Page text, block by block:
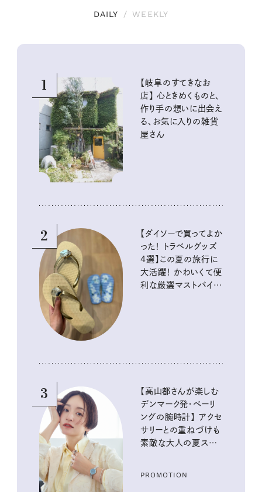
DAILY / WEEKLY
1
【岐阜のすてきなお
店】 心ときめくものと、
作り手の想いに出会え
る、お気に入りの雑貨
屋さん
2
【ダイソーで買ってよか
った！ トラベルグッズ
4選】この夏の旅行に
大活躍！ かわいくて便
利な厳選マストバイア
3
【高山都さんが楽しむ
デンマーク発・ベーリ
ングの腕時計】 アクセ
サリーとの重ねづけも
素敵な大人の夏スタイ
PROMOTION